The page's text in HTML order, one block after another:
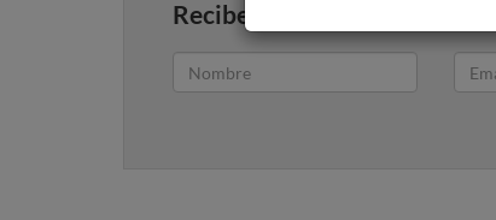
Recibe artículos como este